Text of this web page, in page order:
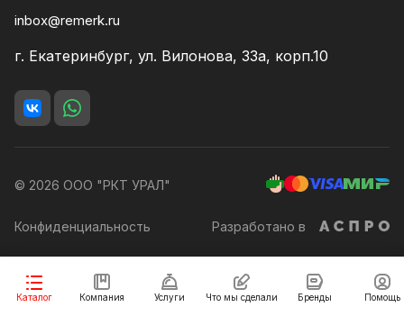
Заказать
Каталог Компания Услуги Что мы сделали Бренды Помощь
inbox@remerk.ru
г. Екатеринбург, ул. Вилонова, 33а, корп.10
© 2026 ООО "РКТ УРАЛ"
Конфиденциальность Разработано в